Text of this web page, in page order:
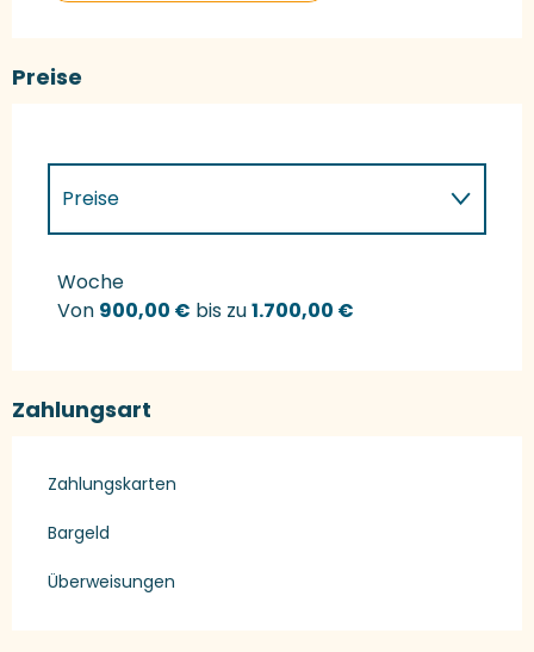
Preise
Preise
Preise 2027
Woche
Von 900,00 € bis zu1.700,00 €
Zahlungsart
Zahlungskarten
Bargeld
Überweisungen